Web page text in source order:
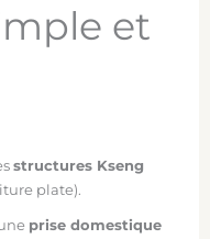
et
structures Kseng
plate).
prise domestique